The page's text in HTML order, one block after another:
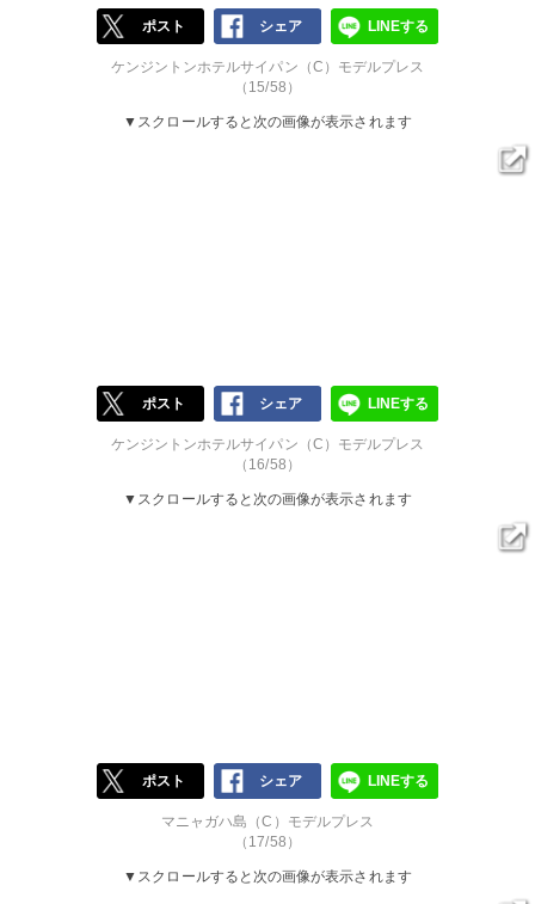
ポスト シェア LINEする
ケンジントンホテルサイパン（C）モデルプレス
（15/58）
▼スクロールすると次の画像が表示されます
ポスト シェア LINEする
ケンジントンホテルサイパン（C）モデルプレス
（16/58）
▼スクロールすると次の画像が表示されます
ポスト シェア LINEする
マニャガハ島（C）モデルプレス
（17/58）
▼スクロールすると次の画像が表示されます